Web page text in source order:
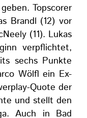
Topscorer
Brandl (12) vor
(11). Lukas
verpflichtet,
sechs Punkte
Wölfl ein Ex-
Quote der
und stellt den
Auch in Bad